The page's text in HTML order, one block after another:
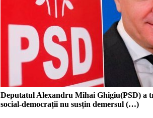
Deputatul Alexandru Mihai Ghigiu(PSD) a
social-democrații nu susțin demersul (…)